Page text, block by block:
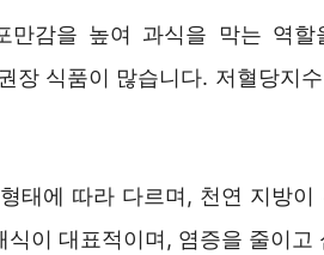
만감을 높여 과식을 막는 역
장 식품이 많습니다. 저혈당지
태에 따라 다르며, 천연 지방
이 대표적이며, 염증을 줄이고